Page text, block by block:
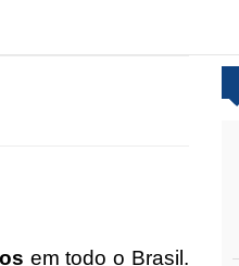
em todo o Brasil.